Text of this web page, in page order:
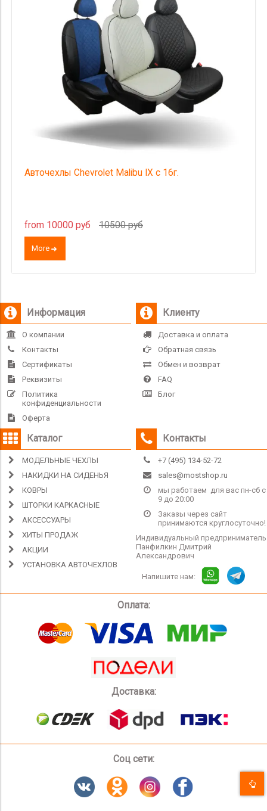
Авточехлы Chevrolet Malibu IX с 16г.
from 10000 руб 10500 руб
More
Информация
О компании
Контакты
Сертификаты
Реквизиты
Политика
конфиденциальности
Оферта
Клиенту
Доставка и оплата
Обратная связь
Обмен и возврат
FAQ
Блог
Каталог
МОДЕЛЬНЫЕ ЧЕХЛЫ
НАКИДКИ НА СИДЕНЬЯ
КОВРЫ
ШТОРКИ КАРКАСНЫЕ
АКСЕССУАРЫ
ХИТЫ ПРОДАЖ
АКЦИИ
УСТАНОВКА АВТОЧЕХЛОВ
Контакты
+7 (495) 134-52-72
sales@mostshop.ru
мы работаем для вас пн-сб с
9 до 20:00
Заказы через сайт
принимаются круглосуточно!
Индивидуальный предприниматель
Панфилкин Дмитрий
Александрович
Напишите нам:
Оплата:
Доставка:
Соц сети: